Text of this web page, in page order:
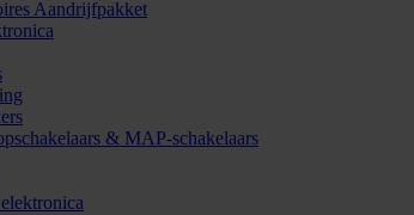
Aandrijfpakket
& MAP-schakelaars